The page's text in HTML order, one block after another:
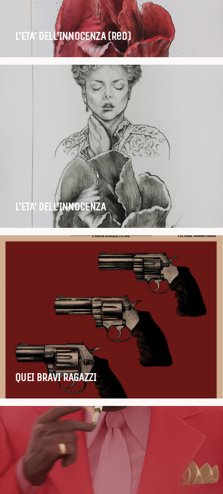
L’ETA’ DELL’INNOCENZA (Red)
L’ETA’ DELL’INNOCENZA
QUEI BRAVI RAGAZZI